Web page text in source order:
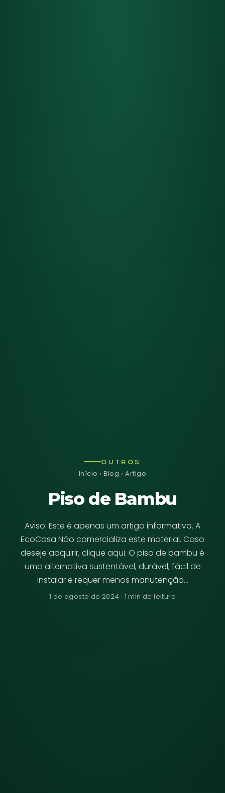
OUTROS
Início ›Blog › Artigo
Piso de Bambu
Aviso: Este é apenas um artigo informativo. A
EcoCasa Não comercializa este material. Caso
deseje adquirir, clique aqui. O piso de bambu é
uma alternativa sustentável, durável, fácil de
instalar e requer menos manutenção…
1 de agosto de 2024 · 1 min de leitura